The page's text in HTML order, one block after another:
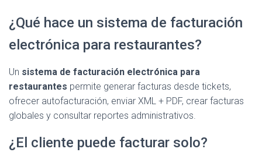
¿Qué hace un sistema de facturación
electrónica para restaurantes?
Un sistema de facturación electrónica para
restaurantes permite generar facturas desde tickets,
ofrecer autofacturación, enviar XML + PDF, crear facturas
globales y consultar reportes administrativos.
¿El cliente puede facturar solo?